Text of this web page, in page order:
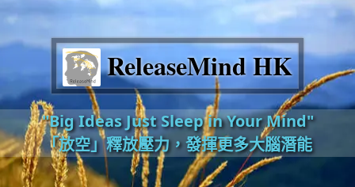
ReleaseMind HK
"Big Ideas Just Sleep in Your Mind"
「放空」釋放壓力，發揮更多大腦潛能